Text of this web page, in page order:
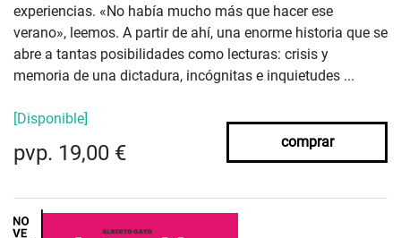
experiencias. «No había mucho más que hacer ese
verano», leemos. A partir de ahí, una enorme historia que se
abre a tantas posibilidades como lecturas: crisis y
memoria de una dictadura, incógnitas e inquietudes ...
[Disponible]
pvp. 19,00 € comprar